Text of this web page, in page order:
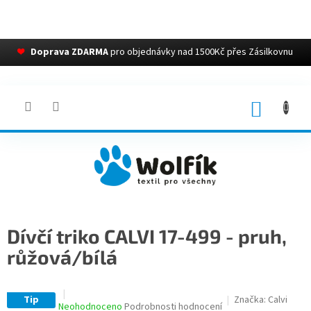
❤ Doprava ZDARMApro objednávky nad 1500Kč přes Zásilkovnu
Dívčí triko CALVI 17-499 - pruh,
růžová/bílá
Tip
Průměrné
Neohodnoceno Podrobnosti hodnocení Značka: Calvi